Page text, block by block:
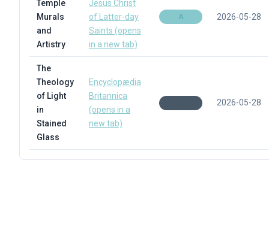
Temple
Murals
and
Artistry
Jesus Christ
of Latter-day
Saints (opens
in a new tab)
A 2026-05-28
The
Theology
of Light
in
Stained
Glass
Encyclopædia
Britannica
(opens in a
new tab)
2026-05-28